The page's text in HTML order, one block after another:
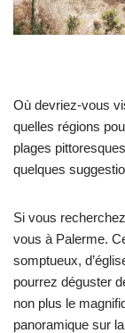
Où devriez-vous
quelles régions
plages
quelques
Si vous
vous à Palerme.
somptueux,
pourrez déguster
non plus le
panoramique sur